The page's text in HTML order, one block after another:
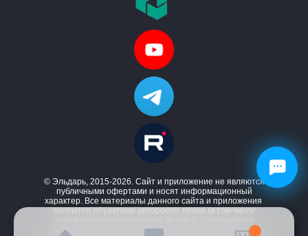
© Эльдарь, 2015-2026. Сайт и приложение не являются
публичными офертами и носят информационный
характер. Все материалы данного сайта и приложения
являются объектами авторского права (в том числе
копирование, распространение (в том числе путем